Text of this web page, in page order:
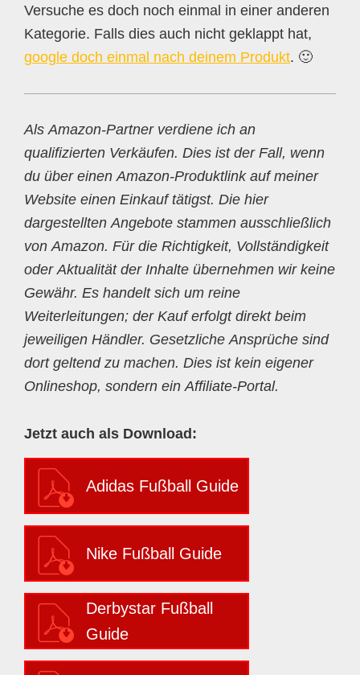
Versuche es doch noch einmal in einer anderen
Kategorie. Falls dies auch nicht geklappt hat,
google doch einmal nach deinem Produkt. 🙂
Als Amazon-Partner verdiene ich an
qualifizierten Verkäufen. Dies ist der Fall, wenn
du über einen Amazon-Produktlink auf meiner
Website einen Einkauf tätigst. Die hier
dargestellten Angebote stammen ausschließlich
von Amazon. Für die Richtigkeit, Vollständigkeit
oder Aktualität der Inhalte übernehmen wir keine
Gewähr. Es handelt sich um reine
Weiterleitungen; der Kauf erfolgt direkt beim
jeweiligen Händler. Gesetzliche Ansprüche sind
dort geltend zu machen. Dies ist kein eigener
Onlineshop, sondern ein Affiliate-Portal.
Jetzt auch als Download:
Adidas Fußball Guide
Nike Fußball Guide
Derbystar Fußball
Guide